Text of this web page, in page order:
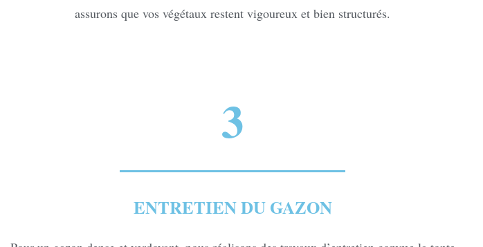
assurons que vos végétaux restent vigoureux et bien structurés.
3
ENTRETIEN DU GAZON